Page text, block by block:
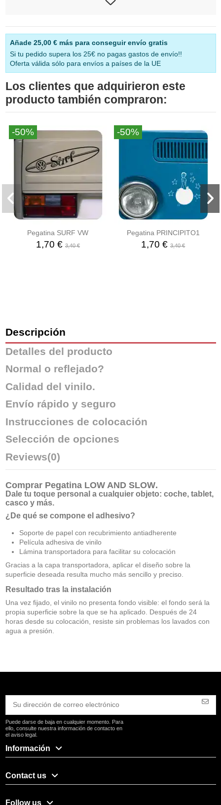
Añade 25,00 €más para conseguir envío gratis
Si tu pedido supera los 25€ no pagas gastos de envío!!
Oferta válida sólo para envíos a países de la UE
Los clientes que adquirieron este
producto también compraron:
-50%
Pegatina SURF VW
1,70 € 3,40 €
-50%
Pegatina PRINCIPITO1
1,70 €3,40 €
Descripción
Detalles del producto
Normal o reflejado?
Calidad del vinilo.
Envío rápido y seguro
Instrucciones de colocación
Selección de opciones
Reviews(0)
Comprar Pegatina LOW AND SLOW.
Dale tu toque personal a cualquier objeto: coche, tablet,
casco y más.
¿De qué se compone el adhesivo?
Soporte de papel con recubrimiento antiadherente
Película adhesiva de vinilo
Lámina transportadora para facilitar su colocación
Gracias a la capa transportadora, aplicar el diseño sobre la
superficie deseada resulta mucho más sencillo y preciso.
Resultado tras la instalación
Una vez fijado, el vinilo no presenta fondo visible: el fondo será la
propia superficie sobre la que se ha aplicado. Después de 24
horas desde su colocación, resiste sin problemas los lavados con
agua a presión.
Puede darse de baja en cualquier momento. Para
ello, consulte nuestra información de contacto en
el aviso legal.
Información
Contact us
Follow us